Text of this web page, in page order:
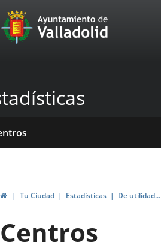
Portal
Web
Ayuntamiento
de
Valladolid
HomeTu Ciudad Estadísticas De utilidad...
Centros